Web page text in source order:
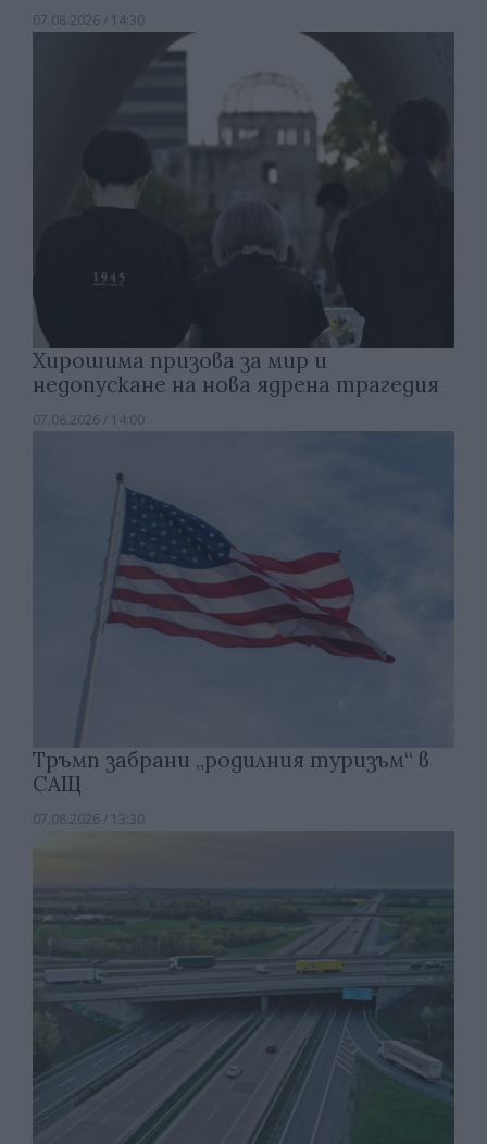
07.08.2026 / 14:30
Хирошима призова за мир и
недопускане на нова ядрена трагедия
07.08.2026 / 14:00
Тръмп забрани „родилния туризъм“ в
САЩ
07.08.2026 / 13:30